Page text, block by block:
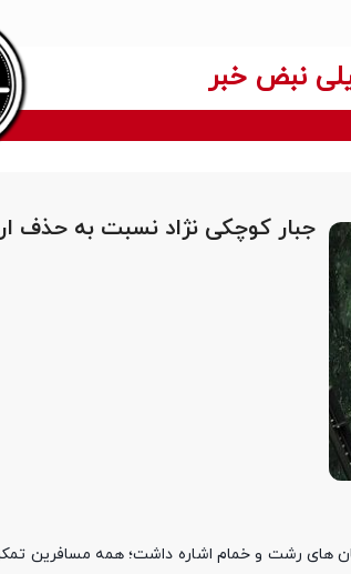
نبض خبر
جبار کوچکی نژاد نسبت به حذف
های رشت و خمام اشاره داشت؛ همه مسافرین